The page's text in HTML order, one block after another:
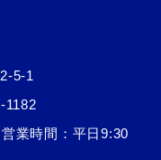
5-1
1182
業時間：平日9:30